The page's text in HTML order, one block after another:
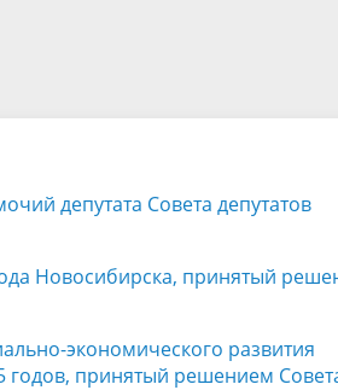
решений
выделяемых бюджетных
депутата Совета депутатов
Новосибирска, принятый
экономического развития
годов, принятый решением